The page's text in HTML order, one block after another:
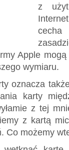
z
Apple
wymiaru.
oznacza
karty
z tej
z kartą
Co możemy